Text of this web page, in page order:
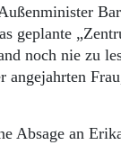
geplante
noch nie zu
Absage an